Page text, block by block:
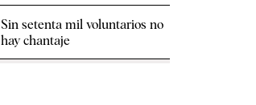
Sin setenta mil voluntarios no
hay chantaje